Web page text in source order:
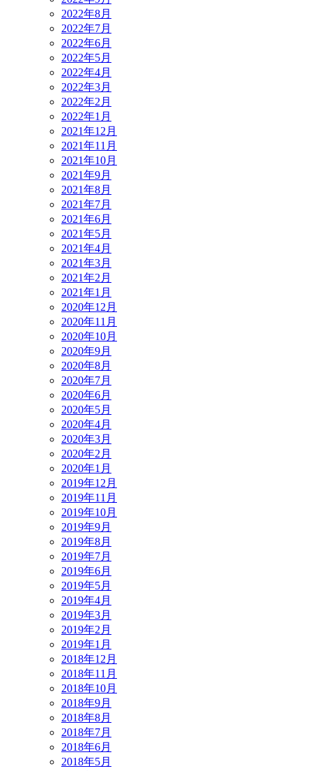
2022年8月
2022年7月
2022年6月
2022年5月
2022年4月
2022年3月
2022年2月
2022年1月
2021年12月
2021年11月
2021年10月
2021年9月
2021年8月
2021年7月
2021年6月
2021年5月
2021年4月
2021年3月
2021年2月
2021年1月
2020年12月
2020年11月
2020年10月
2020年9月
2020年8月
2020年7月
2020年6月
2020年5月
2020年4月
2020年3月
2020年2月
2020年1月
2019年12月
2019年11月
2019年10月
2019年9月
2019年8月
2019年7月
2019年6月
2019年5月
2019年4月
2019年3月
2019年2月
2019年1月
2018年12月
2018年11月
2018年10月
2018年9月
2018年8月
2018年7月
2018年6月
2018年5月